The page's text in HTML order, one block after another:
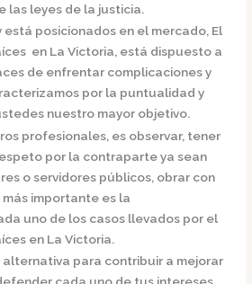
las leyes de la justicia.
posicionados en el mercado, El
en La Victoria, está dispuesto a
de enfrentar complicaciones y
por la puntualidad y
nuestro mayor objetivo.
profesionales, es observar, tener
por la contraparte ya sean
o servidores públicos, obrar con
importante es la
uno de los casos llevados por el
en La Victoria.
para contribuir a mejorar